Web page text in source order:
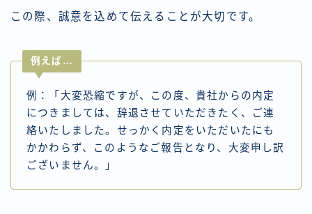
この際、誠意を込めて伝えることが大切です。
例えば…
例：「大変恐縮ですが、この度、貴社からの内定
につきましては、辞退させていただきたく、ご連
絡いたしました。せっかく内定をいただいたにも
かかわらず、このようなご報告となり、大変申し訳
ございません。」